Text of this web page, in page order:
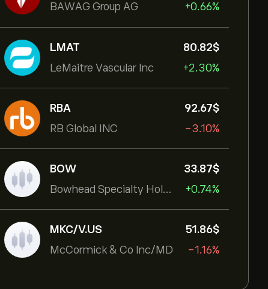
BAWAG Group AG
+0.66%
LMAT
LeMaitre Vascular Inc
80.82‎$‎
+2.30%
RBA
RB Global INC
92.67‎$‎
-3.10%
BOW
Bowhead Specialty Holdings Inc
33.87‎$‎
+0.74%
MKC/V.US
McCormick & Co Inc/MD
51.86‎$‎
-1.16%